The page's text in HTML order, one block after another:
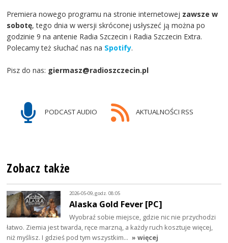
Premiera nowego programu na stronie internetowej zawsze w
sobotę, tego dnia w wersji skróconej usłyszeć ją można po
godzinie 9 na antenie Radia Szczecin i Radia Szczecin Extra.
Polecamy też słuchać nas na Spotify.
Pisz do nas: giermasz@radioszczecin.pl
PODCAST AUDIO AKTUALNOŚCI RSS
Zobacz także
2026-05-09, godz. 08:05
Alaska Gold Fever [PC]
Wyobraź sobie miejsce, gdzie nic nie przychodzi
łatwo. Ziemia jest twarda, ręce marzną, a każdy ruch kosztuje więcej,
niż myślisz. I gdzieś pod tym wszystkim… » więcej